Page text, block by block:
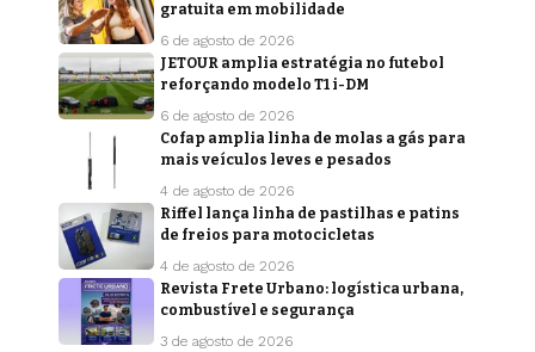
gratuita em mobilidade
6 de agosto de 2026
JETOUR amplia estratégia no futebol
reforçando modelo T1 i-DM
6 de agosto de 2026
Cofap amplia linha de molas a gás para
mais veículos leves e pesados
4 de agosto de 2026
Riffel lança linha de pastilhas e patins
de freios para motocicletas
4 de agosto de 2026
Revista Frete Urbano: logística urbana,
combustível e segurança
3 de agosto de 2026